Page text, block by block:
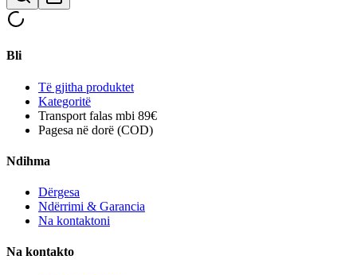
Bli
Të gjitha produktet
Kategoritë
Transport falas mbi 89€
Pagesa në dorë (COD)
Ndihma
Dërgesa
Ndërrimi & Garancia
Na kontaktoni
Na kontakto